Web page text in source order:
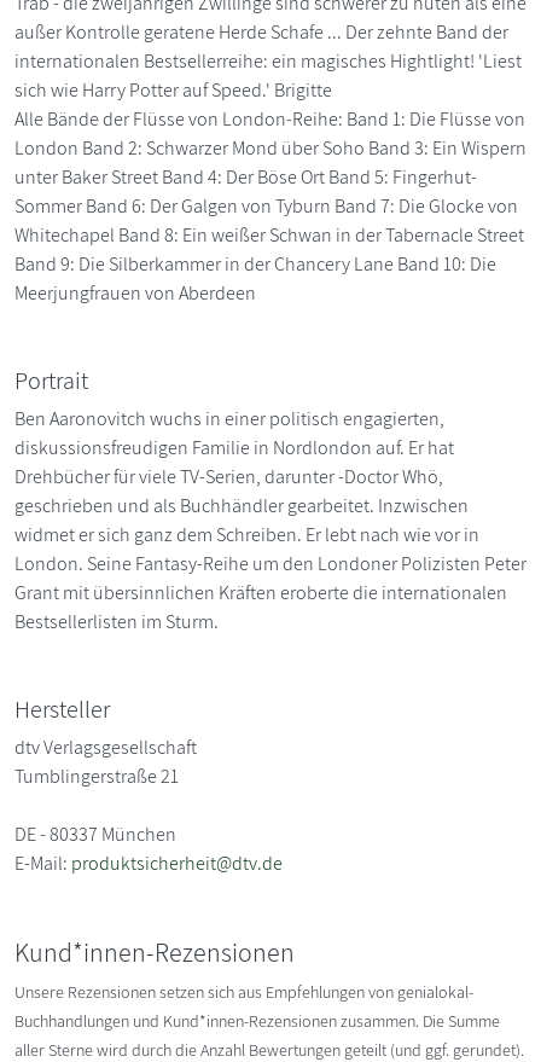
außer Kontrolle geratene Herde Schafe ... Der zehnte Band der
internationalen Bestsellerreihe: ein magisches Hightlight! 'Liest
sich wie Harry Potter auf Speed.' Brigitte
Alle Bände der Flüsse von London-Reihe: Band 1: Die Flüsse von
London Band 2: Schwarzer Mond über Soho Band 3: Ein Wispern
unter Baker Street Band 4: Der Böse Ort Band 5: Fingerhut-
Sommer Band 6: Der Galgen von Tyburn Band 7: Die Glocke von
Whitechapel Band 8: Ein weißer Schwan in der Tabernacle Street
Band 9: Die Silberkammer in der Chancery Lane Band 10: Die
Meerjungfrauen von Aberdeen
Portrait
Ben Aaronovitch wuchs in einer politisch engagierten,
diskussionsfreudigen Familie in Nordlondon auf. Er hat
Drehbücher für viele TV-Serien, darunter -Doctor Whö,
geschrieben und als Buchhändler gearbeitet. Inzwischen
widmet er sich ganz dem Schreiben. Er lebt nach wie vor in
London. Seine Fantasy-Reihe um den Londoner Polizisten Peter
Grant mit übersinnlichen Kräften eroberte die internationalen
Bestsellerlisten im Sturm.
Hersteller
dtv Verlagsgesellschaft
Tumblingerstraße 21
DE - 80337 München
E-Mail: produktsicherheit@dtv.de
Kund*innen-Rezensionen
Unsere Rezensionen setzen sich aus Empfehlungen von genialokal-
Buchhandlungen und Kund*innen-Rezensionen zusammen. Die Summe
aller Sterne wird durch die Anzahl Bewertungen geteilt (und ggf. gerundet).